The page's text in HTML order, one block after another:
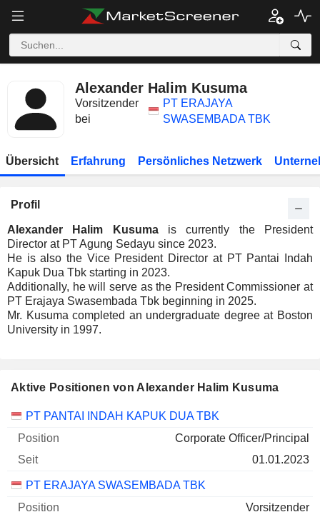
Alexander Halim Kusuma
Vorsitzender
bei
PT ERAJAYA
SWASEMBADA TBK
Übersicht Erfahrung Persönliches Netzwerk
Profil
Alexander Halim Kusumais currently the President
Director at PT Agung Sedayu since 2023.
He is also the Vice President Director at PT Pantai Indah
Kapuk Dua Tbk starting in 2023.
Additionally, he will serve as the President Commissioner at
PT Erajaya Swasembada Tbk beginning in 2025.
Mr. Kusuma completed an undergraduate degree at Boston
University in 1997.
Aktive Positionen von Alexander Halim Kusuma
Unternehmen Position Beginn
PT PANTAI INDAH KAPUK DUA TBK
Corporate Officer/Principal
01.01.2023
PT ERAJAYA SWASEMBADA TBK
Vorsitzender